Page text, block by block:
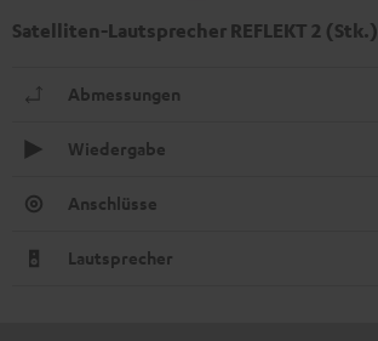
Satelliten-Lautsprecher REFLEKT 2 (Stk.)
Abmessungen
Wiedergabe
Anschlüsse
Lautsprecher